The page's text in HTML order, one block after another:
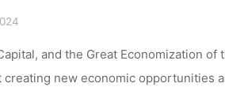
and the Great Economization
new economic opportunities